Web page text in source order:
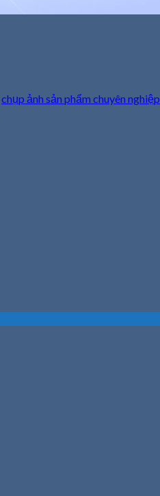
chụp ảnh sản phẩm chuyên nghiệp